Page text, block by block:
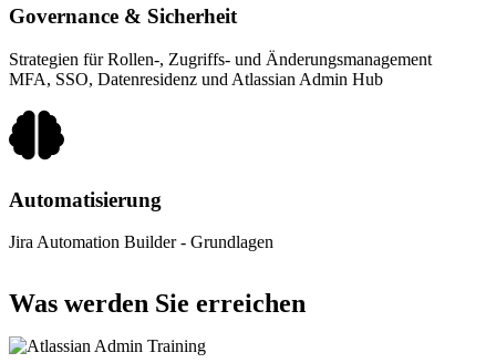
Governance & Sicherheit
Strategien für Rollen-, Zugriffs- und Änderungsmanagement
MFA, SSO, Datenresidenz und Atlassian Admin Hub
Automatisierung
Jira Automation Builder - Grundlagen
Was werden Sie erreichen